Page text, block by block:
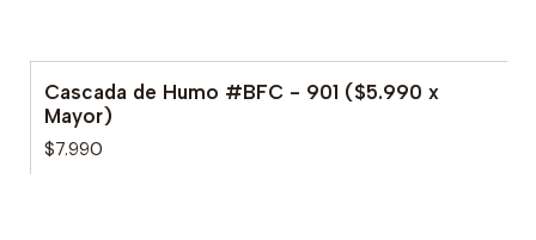
Cascada de Humo #BFC - 901 ($5.990 x
Mayor)
$7.990